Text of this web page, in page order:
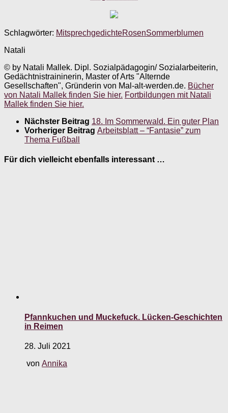
Schlagwörter: MitsprechgedichteRosenSommerblumen
Natali
© by Natali Mallek. Dipl. Sozialpädagogin/ Sozialarbeiterin,
Gedächtnistraininerin, Master of Arts "Alternde
Gesellschaften", Gründerin von Mal-alt-werden.de. Bücher
von Natali Mallek finden Sie hier. Fortbildungen mit Natali
Mallek finden Sie hier.
Nächster Beitrag 18. Im Sommerwald. Ein guter Plan
Vorheriger Beitrag Arbeitsblatt – “Fantasie” zum
Thema Fußball
Für dich vielleicht ebenfalls interessant …
Pfannkuchen und Muckefuck. Lücken-Geschichten
in Reimen
28. Juli 2021
von Annika